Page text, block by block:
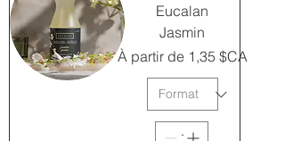
Eucalan
Jasmin
À partir de 1,35 $CA
Prix promotionnel